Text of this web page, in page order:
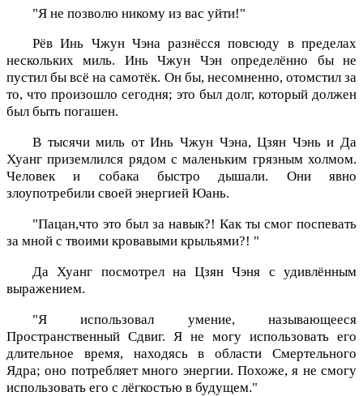
"Я не позволю никому из вас уйти!"
Рёв Инь Чжун Чэна разнёсся повсюду в пределах
нескольких миль. Инь Чжун Чэн определённо бы не
пустил бы всё на самотёк. Он бы, несомненно, отомстил за
то, что произошло сегодня; это был долг, который должен
был быть погашен.
В тысячи миль от Инь Чжун Чэна, Цзян Чэнь и Да
Хуанг приземлился рядом с маленьким грязным холмом.
Человек и собака быстро дышали. Они явно
злоупотребили своей энергией Юань.
"Пацан,что это был за навык?! Как ты смог поспевать
за мной с твоими кровавыми крыльями?! "
Да Хуанг посмотрел на Цзян Чэня с удивлённым
выражением.
"Я использовал умение, называющееся
Пространственный Сдвиг. Я не могу использовать его
длительное время, находясь в области Смертельного
Ядра; оно потребляет много энергии. Похоже, я не смогу
использовать его с лёгкостью в будущем."